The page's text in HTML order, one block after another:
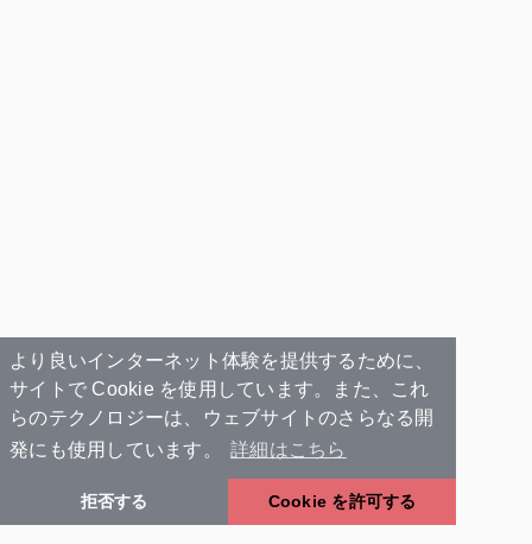
より良いインターネット体験を提供するために、
サイトで Cookie を使用しています。また、これ
らのテクノロジーは、ウェブサイトのさらなる開
発にも使用しています。
詳細はこちら
拒否する Cookie を許可する